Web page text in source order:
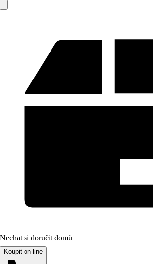
Nechat si doručit domů
Koupit on-line